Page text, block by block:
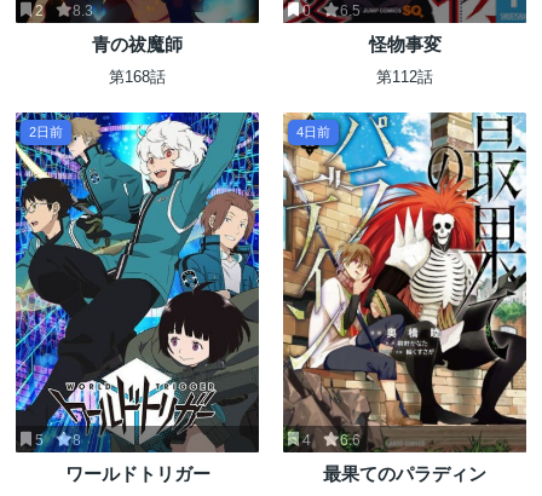
2 8.3
青の祓魔師
第168話
0 6.5
怪物事変
第112話
2日前
5 8
ワールドトリガー
4日前
4 6.6
最果てのパラディン